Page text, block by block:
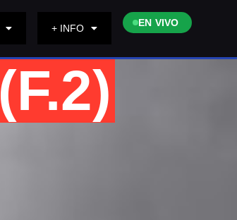
+ INFO EN VIVO